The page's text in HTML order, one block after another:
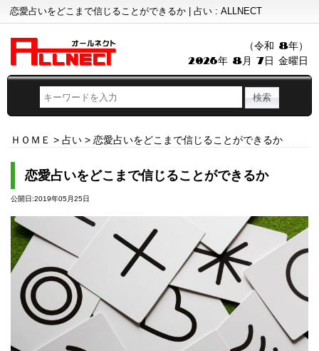
恋愛占いをどこまで信じることができるか | 占い : ALLNECT
（令和 8年）
2026年 8月 7日 金曜日
ＨＯＭＥ > 占い > 恋愛占いをどこまで信じることができるか
恋愛占いをどこまで信じることができるか
公開日:2019年05月25日